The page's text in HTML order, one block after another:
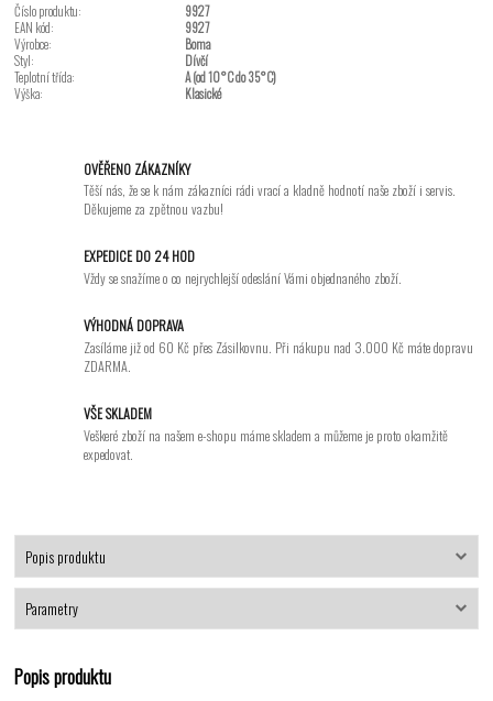
Číslo produktu:
9927
EAN kód:
9927
Výrobce:
Boma
Styl:
Dívčí
Teplotní třída:
A (od 10°C do 35°C)
Výška:
Klasické
OVĚŘENO ZÁKAZNÍKY
Těší nás, že se k nám zákazníci rádi vrací a kladně hodnotí naše zboží i servis.
Děkujeme za zpětnou vazbu!
EXPEDICE DO 24 HOD
Vždy se snažíme o co nejrychlejší odeslání Vámi objednaného zboží.
VÝHODNÁ DOPRAVA
Zasíláme již od 60 Kč přes Zásilkovnu. Při nákupu nad 3.000 Kč máte dopravu
ZDARMA.
VŠE SKLADEM
Veškeré zboží na našem e-shopu máme skladem a můžeme je proto okamžitě
expedovat.
Popis produktu
Parametry
Popis produktu